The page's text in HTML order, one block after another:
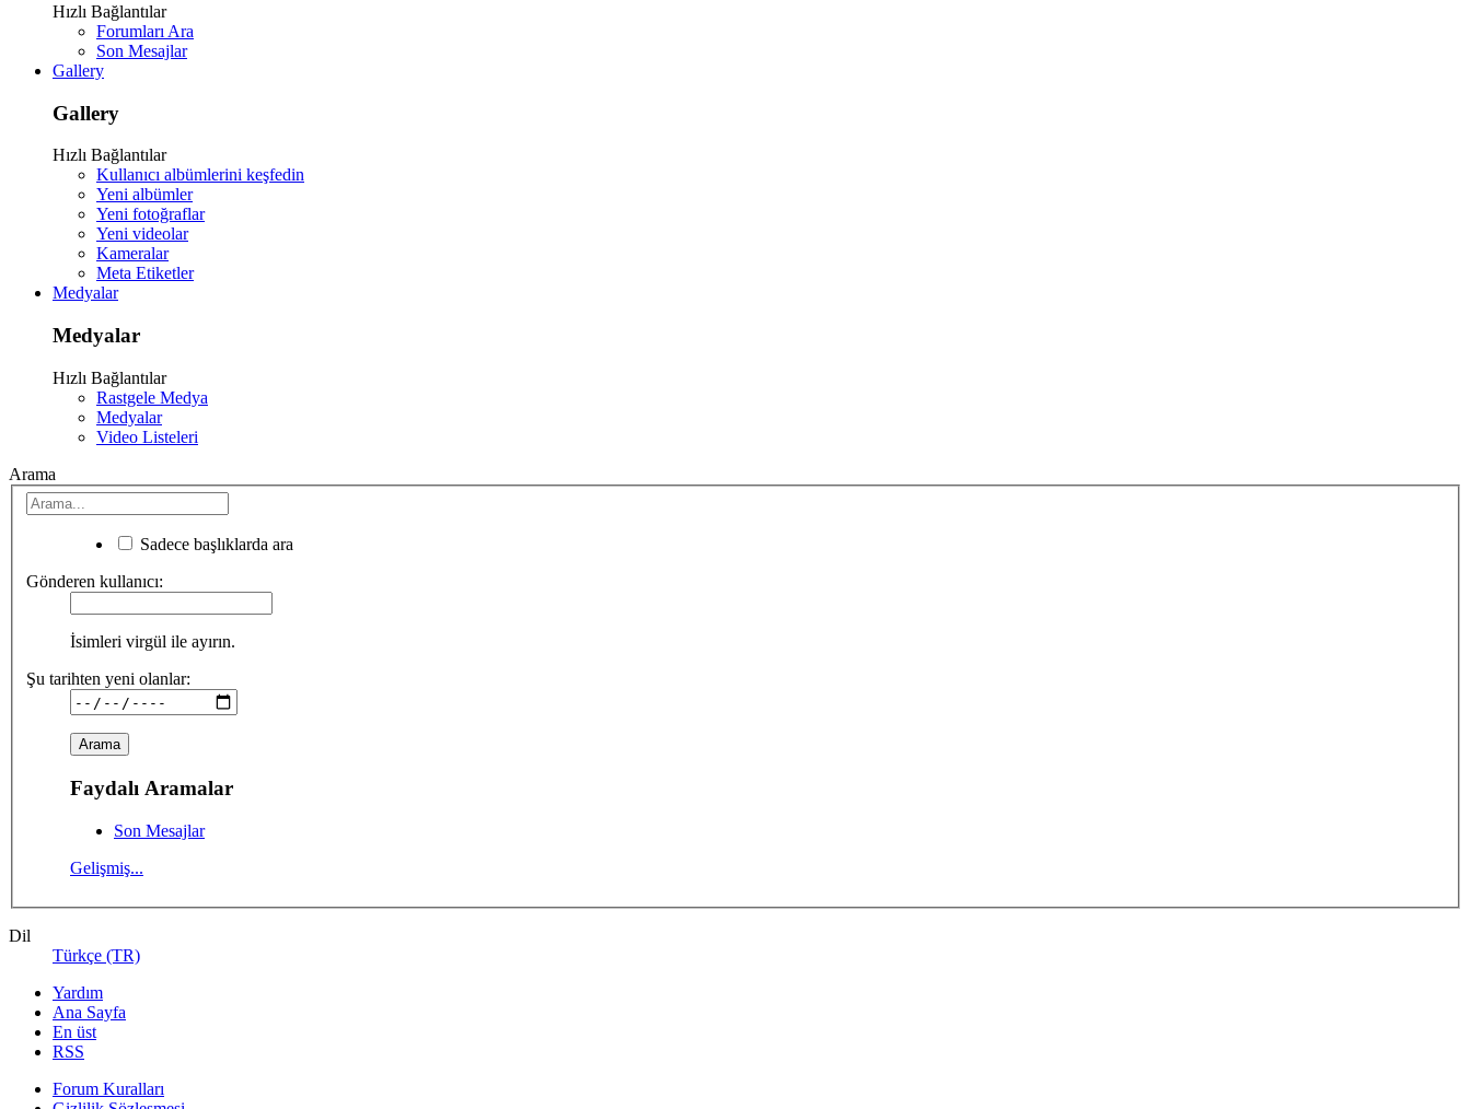
Hızlı Bağlantılar
Forumları Ara
Son Mesajlar
Gallery
Gallery
Hızlı Bağlantılar
Kullanıcı albümlerini keşfedin
Yeni albümler
Yeni fotoğraflar
Yeni videolar
Kameralar
Meta Etiketler
Medyalar
Medyalar
Hızlı Bağlantılar
Rastgele Medya
Medyalar
Video Listeleri
Arama
Sadece başlıklarda ara
Gönderen kullanıcı:
İsimleri virgül ile ayırın.
Şu tarihten yeni olanlar:
Faydalı Aramalar
Son Mesajlar
Gelişmiş...
Dil
Türkçe (TR)
Yardım
Ana Sayfa
En üst
RSS
Forum Kuralları